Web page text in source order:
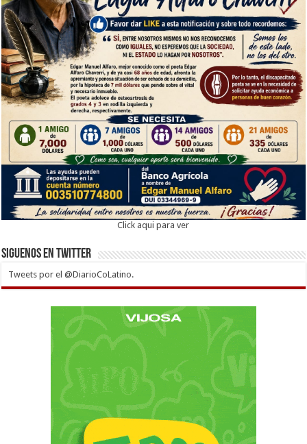
Click aqui para ver
Siguenos en twitter
Tweets por el @DiarioCoLatino.